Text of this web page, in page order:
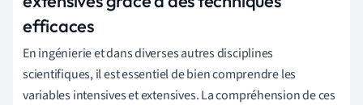
efficaces
En ingénierie et dans diverses autres disciplines
scientifiques, il est essentiel de bien comprendre les
variables intensives et extensives. La compréhension de ces